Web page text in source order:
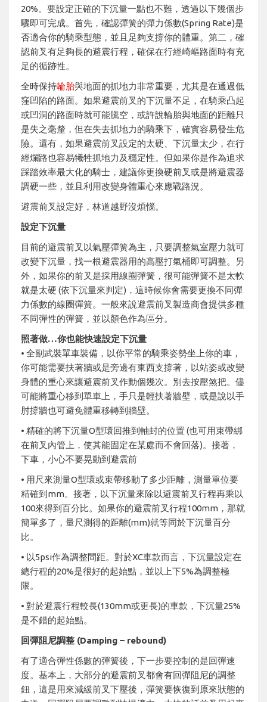
20%。要設定正確的下沉量一點也不難，透過以下幾個步
驟即可完成。首先，確認彈簧的彈力係數(Spring Rate)是
否適合你的騎乘型態，並且足夠支撐你的體重。第二，確
認前叉有足夠長的避震行程，確保在行經崎嶇路面時有充
足的循跡性。
全時保持輪胎與地面的抓地力非常重要，尤其是在通過低
窪凹陷的路面。如果避震前叉的下沉量不足，在騎乘凸起
或凹洞的路面時就可能騰空，或許說輪胎與地面的距離只
是失之毫釐，但在失去抓地力的騎乘下，確實容易發生危
險。還有，如果避震前叉設定的太硬、下沉量太少，在行
經爛路也容易犧牲抓地力及穩定性。但如果你是作為追求
踩踏效率最大化的騎士，建議你更換硬前叉或是將避震器
調硬一些，並且利用改變身體重心來應戰路況。
避震前叉設定好，林道越野沒煩惱。
設定下沉量
目前的避震前叉以氣壓彈簧為主，只要調整氣室壓力就可
改變下沉量，找一根避震器用的高壓打氣桶即可調整。另
外，如果你的前叉是採用線圈彈簧，很可能彈簧不是太軟
就是太硬 (依下沉量來判定)，這時候你會需要更換不同彈
力係數的線圈彈簧。一般來說避震前叉製造商會提供多種
不同彈性的彈簧，並以顏色作為區分。
照著做…你也能快速設定下沉量
• 全副武裝單車裝備，以你平常的騎乘姿勢坐上你的車，
你可能需要扶著牆或是旁邊有東西支撐著，以站姿或改變
身體的重心來讓避震前叉作動個幾次。別去按壓煞把。儘
可能將重心移到單車上，手只是輕扶著牆壁，或是說以手
肘撐牆也可避免體重移轉到牆壁。
• 精確的將下沉量O型環回推到軸封的位置 (也可用束帶綁
在前叉內管上，使其能固定在某處而不會回落)。接著，
下車，小心不要晃動到避震前
• 用尺來測量O型環或束帶移動了多少距離，測量單位要
精確到mm。接著，以下沉量來除以避震前叉行程再乘以
100來得到百分比。如果你的避震前叉行程100mm，那就
簡單多了，量尺測得的距離(mm)就等同於下沉量百分
比。
• 以5psi作為調整間距。對於XC車款而言，下沉量設定在
總行程的20%是很好的起始點，並以上下5%為調整極
限。
• 對於避震行程較長(130mm或更長)的車款，下沉量25%
是不錯的起始點。
回彈阻尼調整 (Damping – rebound)
有了適合彈性係數的彈簧後，下一步要控制的是回彈速
度。基本上，大部分的避震前叉都會有回彈阻尼的調整
鈕，這是用來減緩前叉下壓後，彈簧要恢復到原來狀態的